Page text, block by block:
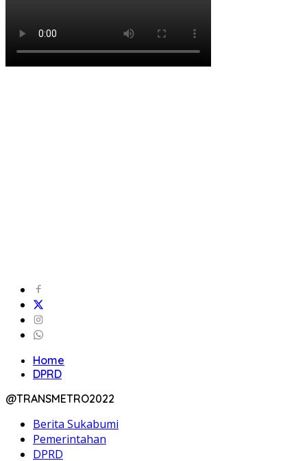
Home
DPRD
@TRANSMETRO2022
Berita Sukabumi
Pemerintahan
DPRD